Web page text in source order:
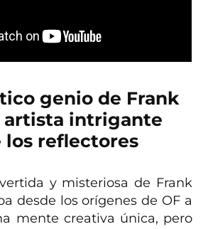
genio de Frank
artista intrigante
los reflectores
y misteriosa de Frank
desde los orígenes de OF a
mente creativa única, pero